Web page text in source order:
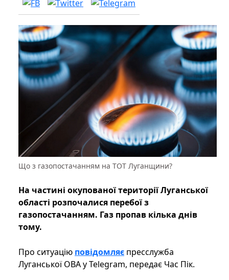
Що з газопостачанням на ТОТ Луганщини?
На частині окупованої території Луганської
області розпочалися перебої з
газопостачанням. Газ пропав кілька днів
тому.
Про ситуацію повідомляє пресслужба
Луганської ОВА у Telegram, передає Час Пік.